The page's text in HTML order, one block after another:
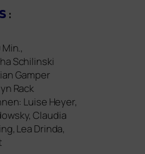
:
Schilinski
Gamper
Rack
Luise Heyer,
Claudia
Lea Drinda,